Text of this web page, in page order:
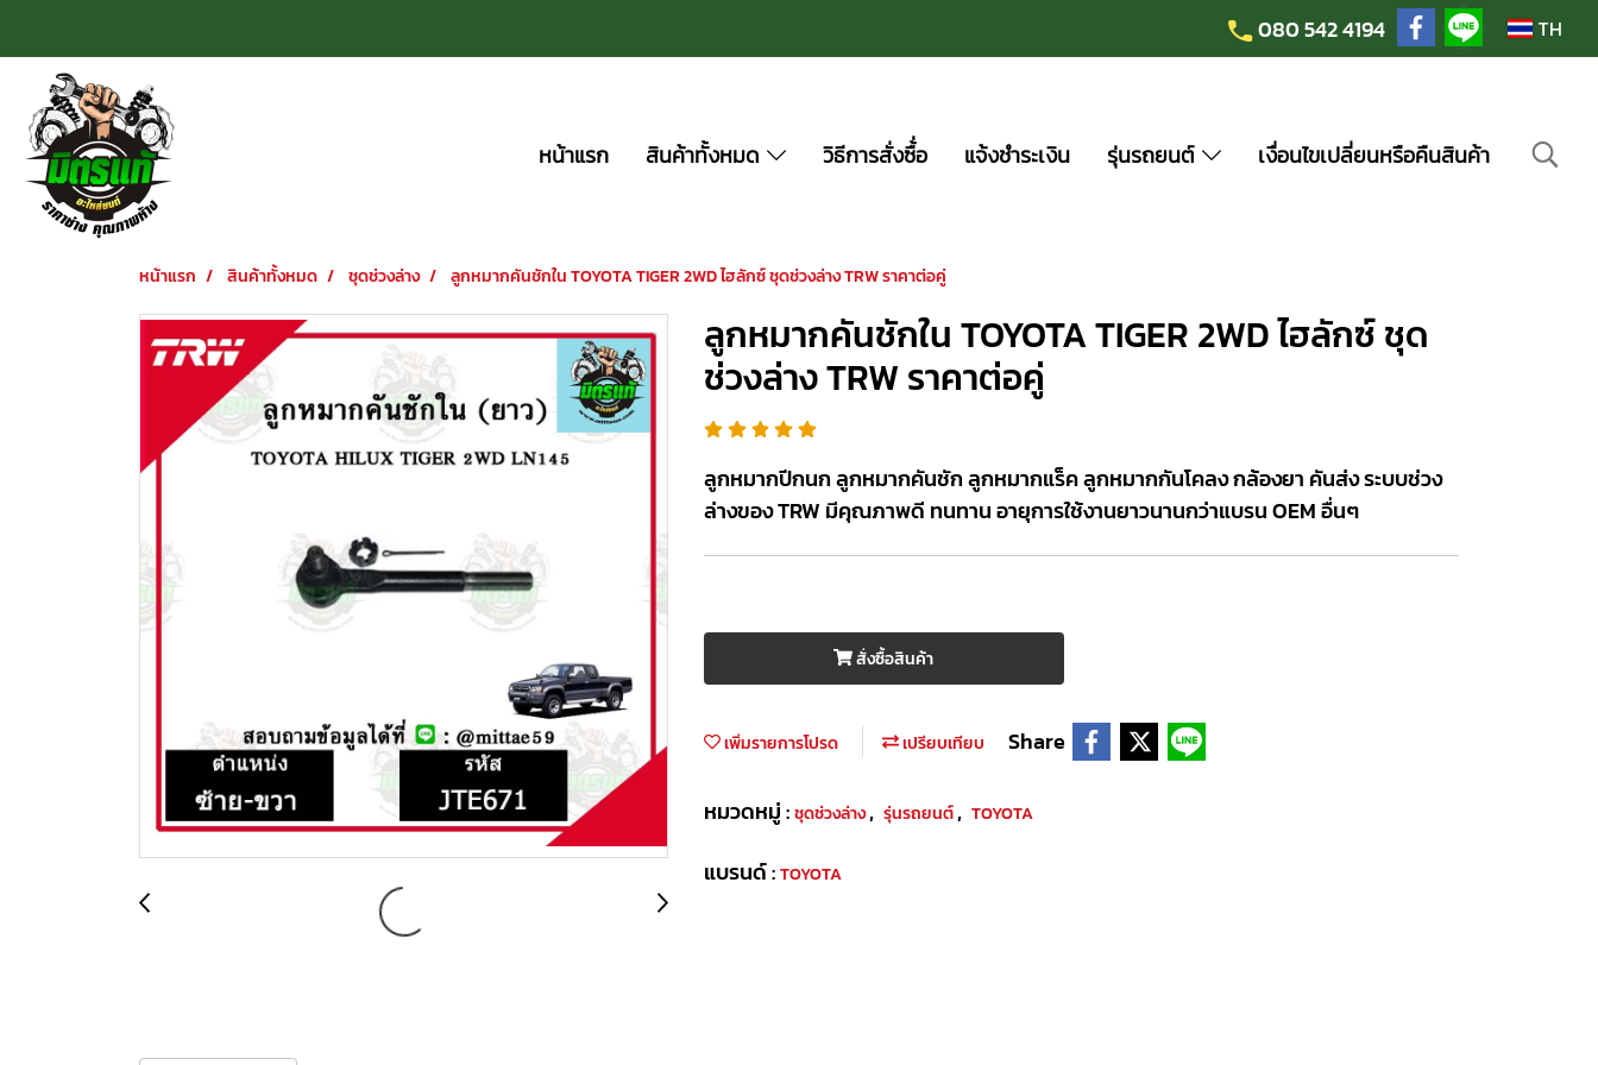
080 542 4194 TH
หน้าแรก สินค้าทั้งหมด วิธีการสั่งซื้่อ แจ้งชำระเงิน รุ่นรถยนต์ เงื่อนไขเปลี่ยนหรือคืนสินค้า
หน้าแรก สินค้าทั้งหมด ชุดช่วงล่าง ลูกหมากคันชักใน TOYOTA TIGER 2WD ไฮลักซ์ ชุดช่วงล่าง TRW ราคาต่อคู่
ลูกหมากคันชักใน TOYOTA TIGER 2WD ไฮลักซ์ ชุด
ช่วงล่าง TRW ราคาต่อคู่
ลูกหมากปีกนก ลูกหมากคันชัก ลูกหมากแร็ค ลูกหมากกันโคลง กล้องยา คันส่ง ระบบช่วง
ล่างของ TRW มีคุณภาพดี ทนทาน อายุการใช้งานยาวนานกว่าแบรน OEM อื่นๆ
สั่งซื้อสินค้า
เพิ่มรายการโปรด เปรียบเทียบ Share
หมวดหมู่ :ชุดช่วงล่าง, รุ่นรถยนต์, TOYOTA
แบรนด์ :TOYOTA